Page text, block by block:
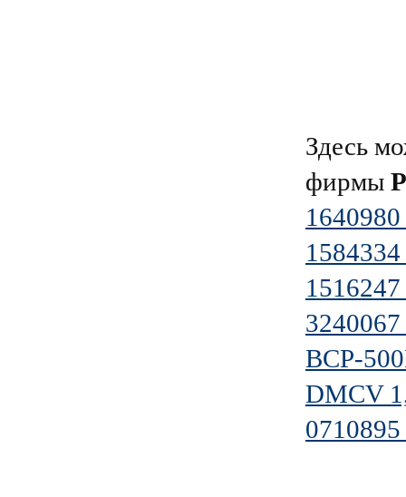
Здесь
фирмы
BCP-
DMCV